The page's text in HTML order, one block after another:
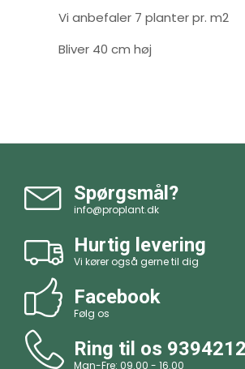
Vi anbefaler 7 planter pr. m2
Bliver 40 cm høj
Spørgsmål?
info@proplant.dk
Hurtig levering
Vi kører også gerne til dig
Facebook
Følg os
Ring til os
Man-Fre: 09.00 - 16.00